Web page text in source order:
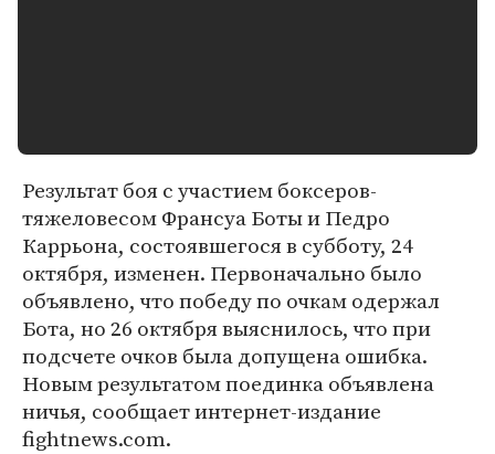
Результат боя с участием боксеров-
тяжеловесом Франсуа Боты и Педро
Каррьона, состоявшегося в субботу, 24
октября, изменен. Первоначально было
объявлено, что победу по очкам одержал
Бота, но 26 октября выяснилось, что при
подсчете очков была допущена ошибка.
Новым результатом поединка объявлена
ничья, сообщает интернет-издание
fightnews.com.